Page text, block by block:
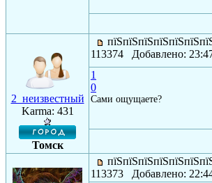
2_неизвестный
Karma: 431
Томск
113374 Добавлено:
1
0
Сами ощущаете?
113373 Добавлено: